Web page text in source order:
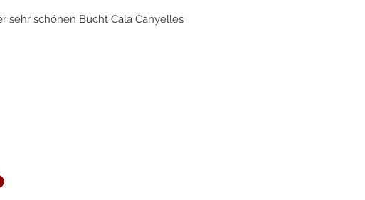
sehr schönen Bucht Cala Canyelles